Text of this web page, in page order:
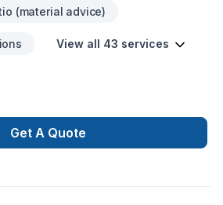
(material advice)
View all 43 services
Get A Quote